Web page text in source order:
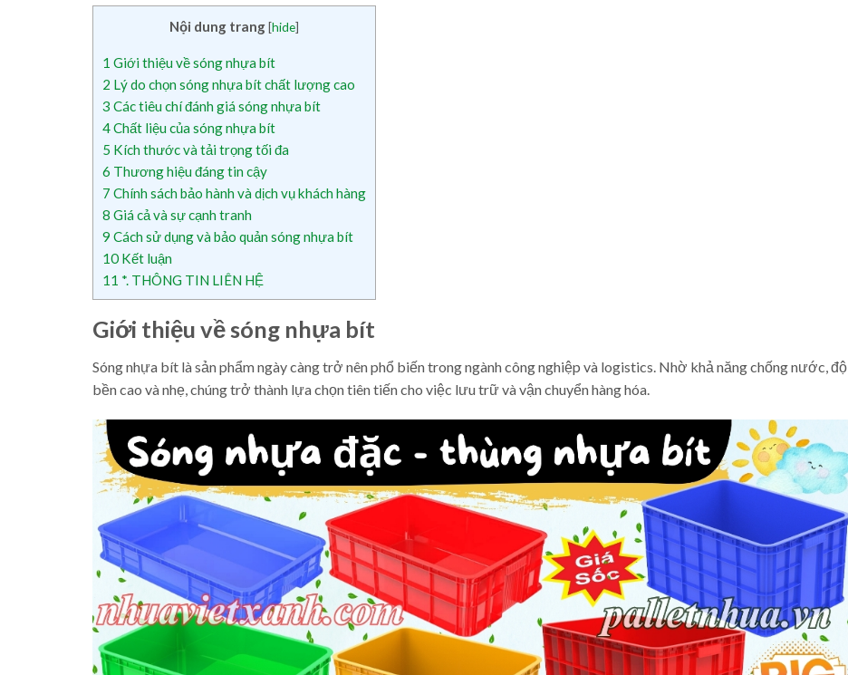
Nội dung trang[hide]
1 Giới thiệu về sóng nhựa bít
2 Lý do chọn sóng nhựa bít chất lượng cao
3 Các tiêu chí đánh giá sóng nhựa bít
4Chất liệu của sóng nhựa bít
5 Kích thước và tải trọng tối đa
6 Thương hiệu đáng tin cậy
7 Chính sách bảo hành và dịch vụ khách hàng
8 Giá cả và sự cạnh tranh
9 Cách sử dụng và bảo quản sóng nhựa bít
10 Kết luận
11 *. THÔNG TIN LIÊN HỆ
Giới thiệu về sóng nhựa bít
Sóng nhựa bít là sản phẩm ngày càng trở nên phổ biến trong ngành công nghiệp và logistics. Nhờ khả năng chống nước, độ
bền cao và nhẹ, chúng trở thành lựa chọn tiên tiến cho việc lưu trữ và vận chuyển hàng hóa.